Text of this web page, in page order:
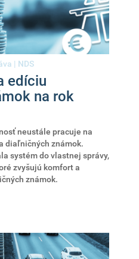
| NDS
edíciu
na rok
neustále pracuje na
diaľničných známok.
systém do vlastnej správy,
zvyšujú komfort a
známok.